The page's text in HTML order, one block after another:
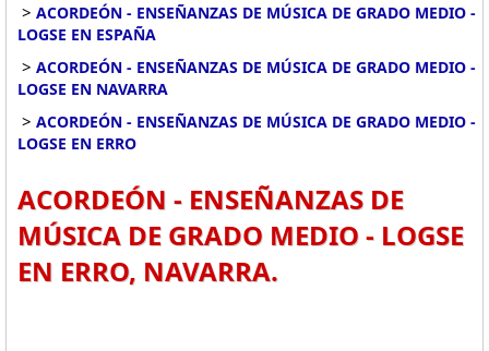
> ACORDEÓN - ENSEÑANZAS DE MÚSICA DE GRADO MEDIO -
LOGSE EN ESPAÑA
> ACORDEÓN - ENSEÑANZAS DE MÚSICA DE GRADO MEDIO -
LOGSE EN NAVARRA
> ACORDEÓN - ENSEÑANZAS DE MÚSICA DE GRADO MEDIO -
LOGSE EN ERRO
ACORDEÓN - ENSEÑANZAS DE
MÚSICA DE GRADO MEDIO - LOGSE
EN ERRO, NAVARRA.